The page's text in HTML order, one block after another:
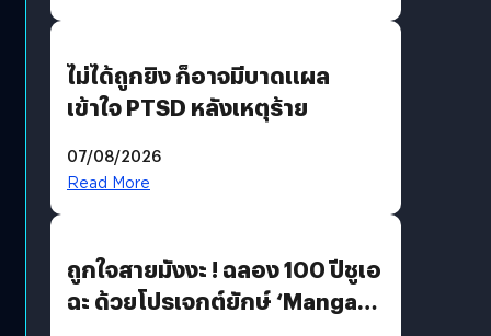
ไม่ได้ถูกยิง ก็อาจมีบาดแผล
เข้าใจ PTSD หลังเหตุร้าย
07/08/2026
Read More
ถูกใจสายมังงะ ! ฉลอง 100 ปีชูเอ
ฉะ ด้วยโปรเจกต์ยักษ์ ‘Manga